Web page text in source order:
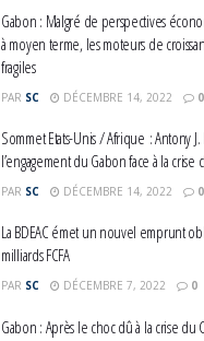
Gabon : Malgré de perspectives
à moyen terme, les moteurs de
fragiles
PAR SC DÉCEMBRE 14, 2022 0
Sommet Etats-Unis / Afrique : Antony
l’engagement du Gabon face à la crise
PAR SC DÉCEMBRE 14, 2022 0
La BDEAC émet un nouvel emprunt
milliards FCFA
PAR SC DÉCEMBRE 7, 2022 0
Gabon : Après le choc dû à la crise du